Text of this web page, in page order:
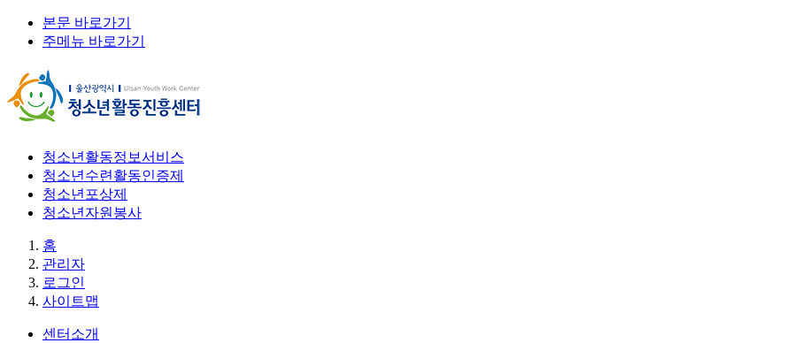
본문 바로가기
주메뉴 바로가기
청소년활동정보서비스
청소년수련활동인증제
청소년포상제
청소년자원봉사
홈
관리자
로그인
사이트맵
센터소개